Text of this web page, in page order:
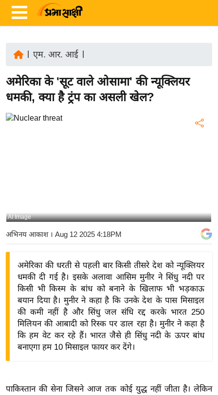
ज़ा
ख
र
ष्ट्री
य
बि
द्यो
शे
एम. आर. आई
अमेरिका के 'सूट वाले ओसामा' की न्यूक्लियर
धमकी, क्या है ट्रंप का असली खेल?
AI Image
अभिनय आकाश। Aug 12 2025 4:18PM
अमेरिका की धरती से पहली बार किसी तीसरे देश को न्यूक्लियर
धमकी दी गई है। इसके अलावा आसिम मुनीर ने सिंधु नदी पर
किसी भी किस्म के बांध को बनाने के खिलाफ भी भड़काऊ
बयान दिया है। मुनीर ने कहा है कि उनके देश के पास मिसाइल
की कमी नहीं है और सिंधु जल संधि रद्द करके भारत 250
मिलियन की आबादी को रिस्क पर डाल रहा है। मुनीर ने कहा है
कि हम वेट कर रहे हैं। भारत जैसे ही सिंधु नदी के ऊपर बांध
बनाएगा हम 10 मिसाइल फायर कर देंगे।
पाकिस्तान की सेना जिसने आज तक कोई युद्ध नहीं जीता है। लेकिन